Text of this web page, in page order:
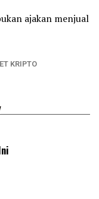
ajakan menjual
KRIPTO